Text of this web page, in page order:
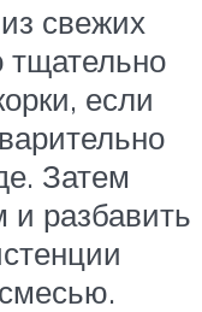
свежих
тщательно
если
Затем
и разбавить